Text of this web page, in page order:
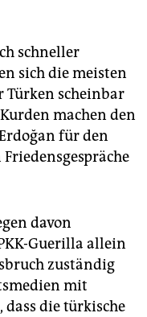
schneller
sich die meisten
Türken scheinbar
machen den
für den
davon
Guerilla allein
zuständig
mit
die türkische